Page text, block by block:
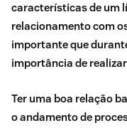
características de um
relacionamento com
importante que
importância de
Ter uma boa relação
o andamento de